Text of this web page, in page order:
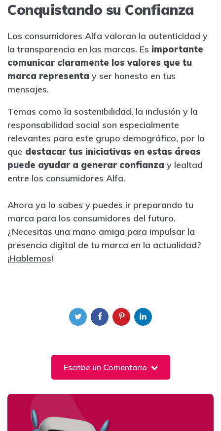
Conquistando su Confianza
Los consumidores Alfa valoran la autenticidad y
la transparencia en las marcas. Es importante
comunicar claramente los valores que tu
marca representa y ser honesto en tus
mensajes.
Temas como la sostenibilidad, la inclusión y la
responsabilidad social son especialmente
relevantes para este grupo demográfico, por lo
que destacar tus iniciativas en estas áreas
puede ayudar a generar confianza y lealtad
entre los consumidores Alfa.
Ahora ya lo sabes y puedes ir preparando tu
marca para los consumidores del futuro.
¿Necesitas una mano amiga para impulsar la
presencia digital de tu marca en la actualidad?
¡Hablemos!
Escribe un Comentario
Post
navigation